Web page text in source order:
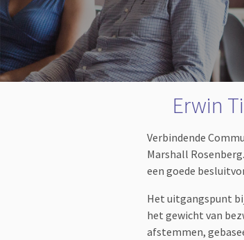
Erwin
Verbindende
Marshall
een goede
Het uitgangspunt
het gewicht van
afstemmen,